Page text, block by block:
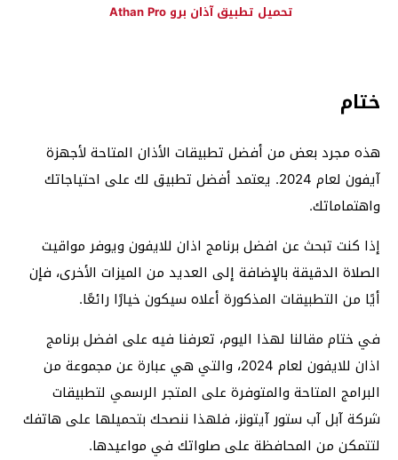
تحميل تطبيق آذان برو Athan Pro
ختام
هذه مجرد بعض من أفضل تطبيقات الأذان المتاحة لأجهزة
آيفون لعام 2024. يعتمد أفضل تطبيق لك على احتياجاتك
واهتماماتك.
إذا كنت تبحث عن افضل برنامج اذان للايفون ويوفر مواقيت
الصلاة الدقيقة بالإضافة إلى العديد من الميزات الأخرى، فإن
أيًا من التطبيقات المذكورة أعلاه سيكون خيارًا رائعًا.
في ختام مقالنا لهذا اليوم، تعرفنا فيه على افضل برنامج
اذان للايفون لعام 2024، والتي هي عبارة عن مجموعة من
البرامج المتاحة والمتوفرة على المتجر الرسمي لتطبيقات
شركة آبل آب ستور آيتونز، فلهذا ننصحك بتحميلها على هاتفك
لتتمكن من المحافظة على صلواتك في مواعيدها.